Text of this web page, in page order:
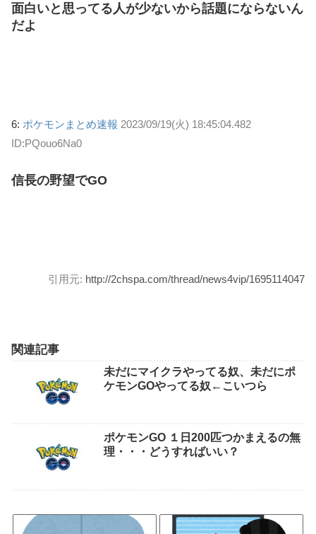
面白いと思ってる人が少ないから話題にならないん
だよ
6: ポケモンまとめ速報 2023/09/19(火) 18:45:04.482
ID:PQouo6Na0
信長の野望でGO
引用元: http://2chspa.com/thread/news4vip/1695114047
関連記事
未だにマイクラやってる奴、未だにポ
ケモンGOやってる奴←こいつら
ポケモンGO １日200匹つかまえるの無
理・・・どうすればいい？